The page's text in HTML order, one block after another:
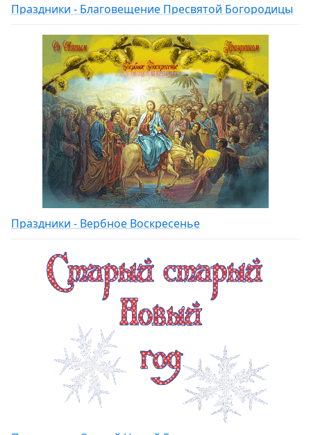
Праздники - Благовещение Пресвятой Богородицы
Праздники - Вербное Воскресенье